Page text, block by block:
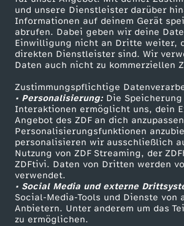
und unsere Dienstleister darüber
Informationen auf deinem Gerät
abrufen. Dabei geben wir deine
Einwilligung nicht an Dritte weiter,
direkten Dienstleister sind. Wir
Daten auch nicht zu kommerziellen
Zustimmungspflichtige
• Personalisierung:Die Speicherung
Interaktionen ermöglicht uns, dein
Angebot des ZDF an dich
Personalisierungsfunktionen
personalisieren wir ausschließlich
Nutzung von ZDF Streaming, der
ZDFtivi. Daten von Dritten werden
verwendet.
• Social Media und externe
Social-Media-Tools und Dienste von
Anbietern. Unter anderem um das
zu ermöglichen.
u
n
k
Mehr ZDF
ZDF-Apps
Smart TV
ZDFtext
Livestreams
Sendungen A-Z
TV-Programm
Service
Kontakt
Tickets
Hilfe
ZDF Unternehmen
Karriere